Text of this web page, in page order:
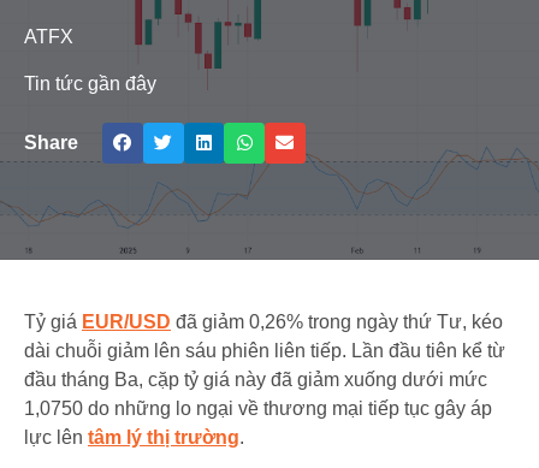
ATFX
Tin tức gần đây
Share
Tỷ giá EUR/USD đã giảm 0,26% trong ngày thứ Tư, kéo
dài chuỗi giảm lên sáu phiên liên tiếp. Lần đầu tiên kể từ
đầu tháng Ba, cặp tỷ giá này đã giảm xuống dưới mức
1,0750 do những lo ngại về thương mại tiếp tục gây áp
lực lên tâm lý thị trường.